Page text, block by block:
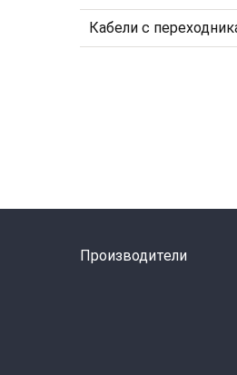
Кабели с
Производители